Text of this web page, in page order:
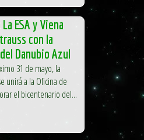
ESA y Viena
con la
Danubio Azul
31 de mayo, la
unirá a la Oficina de
el bicentenario del...